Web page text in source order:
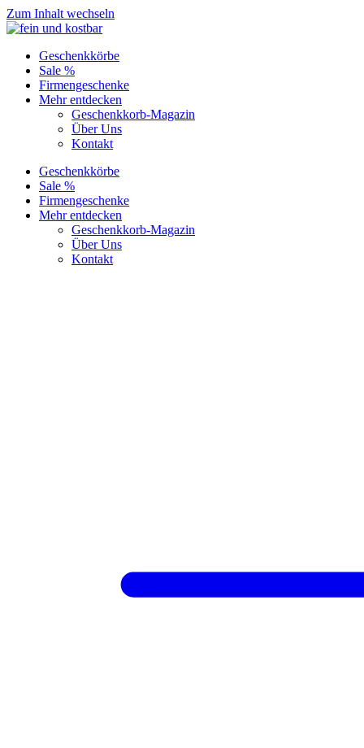
Zum Inhalt wechseln
Geschenkkörbe
Sale %
Firmengeschenke
Mehr entdecken
Geschenkkorb-Magazin
Über Uns
Kontakt
Geschenkkörbe
Sale %
Firmengeschenke
Mehr entdecken
Geschenkkorb-Magazin
Über Uns
Kontakt